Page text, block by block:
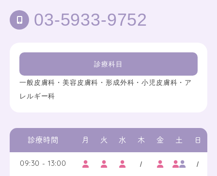
03-5933-9752
診療科目
一般皮膚科・美容皮膚科・形成外科・小児皮膚科・ア
レルギー科
診療時間 月 火 水 木 金 土 日
09:30 - 13:00 / /